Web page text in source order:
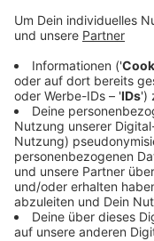
Anzeige
Am Abend haben
Lorenkamp
Polizei nach
Gelsenkirchen
sind weiter auf der
Bargeld und
gelangen,
die Mitarbeiter sie